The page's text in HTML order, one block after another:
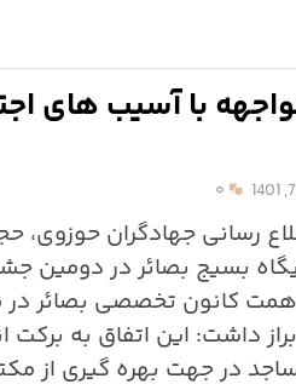
با آسیب های
۰
رسانی جهادگران حوزوی،
بسیج بصائر در دومین
همت کانون تخصصی بصائر
داشت: این اتفاق به برکت
در جهت بهره گیری از